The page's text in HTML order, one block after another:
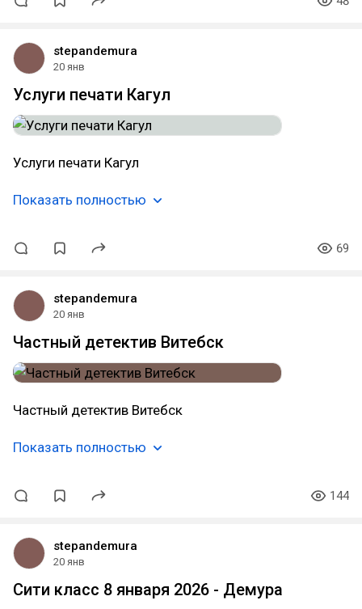
stepandemura
20 янв
Услуги печати Кагул
Услуги печати Кагул
Показать полностью
69
stepandemura
20 янв
Частный детектив Витебск
Частный детектив Витебск
Показать полностью
144
stepandemura
20 янв
Сити класс 8 января 2026 - Демура